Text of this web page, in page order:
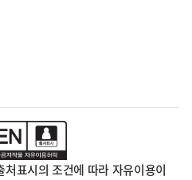
표시의 조건에 따라 자유이용이